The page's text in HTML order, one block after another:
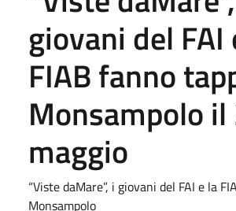
giovani del FAI
FIAB fanno
Monsampolo il
maggio
“Viste daMare”, i giovani del FAI e la
Monsampolo